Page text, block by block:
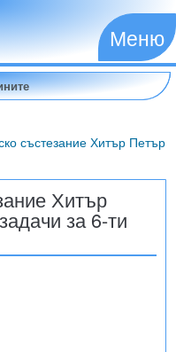
Меню
състезание Хитър Петър
Хитър
за 6-ти